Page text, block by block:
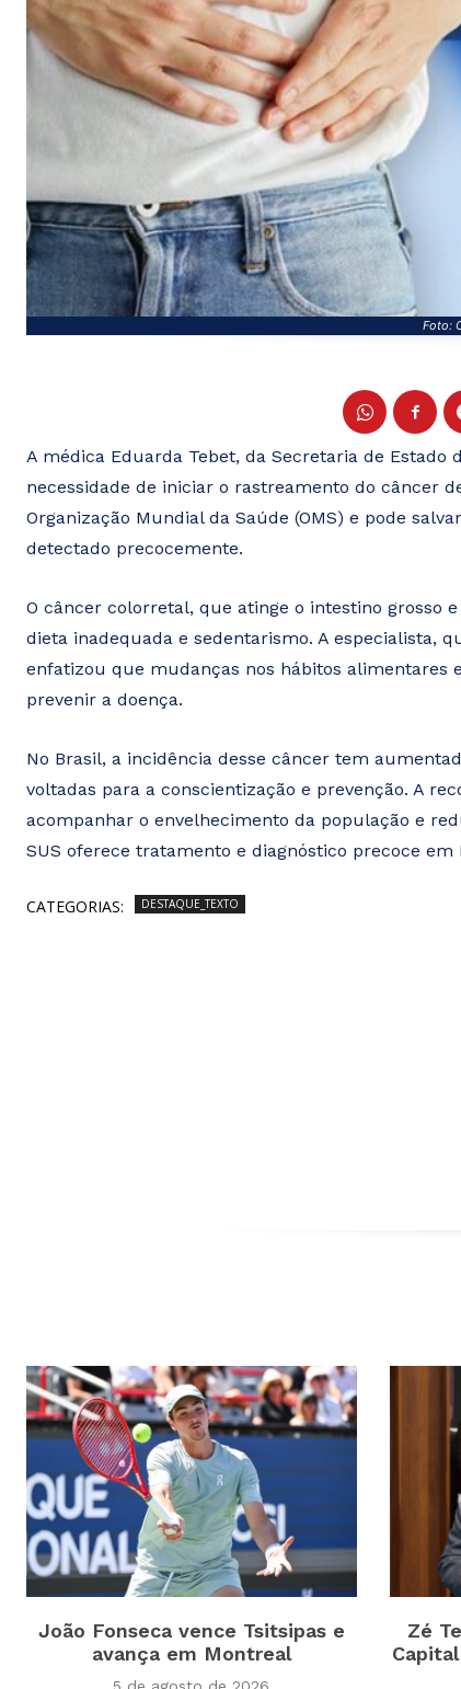
Foto:
A médica Eduarda Tebet, da Secretaria de Estado
necessidade de iniciar o rastreamento do câncer
Organização Mundial da Saúde (OMS) e pode
detectado precocemente.
O câncer colorretal, que atinge o intestino grosso
dieta inadequada e sedentarismo. A especialista,
enfatizou que mudanças nos hábitos alimentares
prevenir a doença.
No Brasil, a incidência desse câncer tem
voltadas para a conscientização e prevenção. A
acompanhar o envelhecimento da população e
SUS oferece tratamento e diagnóstico precoce em
CATEGORIAS: DESTAQUE_TEXTO
João Fonseca vence Tsitsipas e
avança em Montreal
Zé